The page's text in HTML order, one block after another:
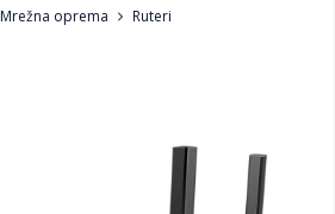
Mrežna oprema Ruteri